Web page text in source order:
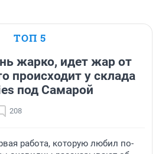
ТОП 5
жарко, идет жар от
происходит у склада
под Самарой
208
работа, которую любил по-